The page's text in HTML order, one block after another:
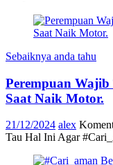
Sebaiknya anda tahu
Perempuan
Saat Naik Motor.
21/12/2024 alex
Tau Hal Ini Agar